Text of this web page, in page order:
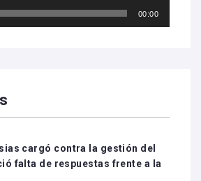
00:00
cargó contra la gestión del
falta de respuestas frente a la